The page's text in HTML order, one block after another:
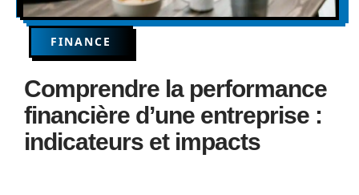
FINANCE
Comprendre la performance
financière d’une entreprise :
indicateurs et impacts